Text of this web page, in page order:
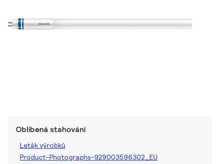
Oblíbená stahování
Leták výrobků
Product-Photographs-929003596302_EU